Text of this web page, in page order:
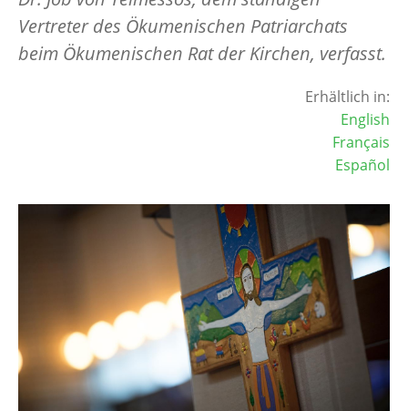
Vertreter des Ökumenischen Patriarchats
beim Ökumenischen Rat der Kirchen, verfasst.
Erhältlich in:
English
Français
Español